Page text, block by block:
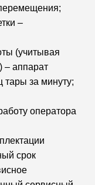
–
(учитывая
– аппарат
тары за минуту;
оператора
срок